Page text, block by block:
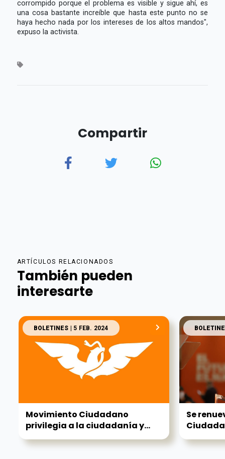
corrompido porque el problema es visible y sigue ahí, es
una cosa bastante increíble que hasta este punto no se
haya hecho nada por los intereses de los altos mandos",
expuso la activista.
Compartir
ARTÍCULOS RELACIONADOS
También pueden
interesarte
BOLETINES | 5 FEB. 2024
Movimiento Ciudadano
privilegia a la ciudadanía y...
Se